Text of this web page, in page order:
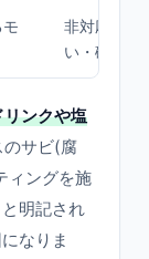
非対応は腐
い・破損リ
ンクや塩
のサビ(腐
ィングを施
明記され
なりま